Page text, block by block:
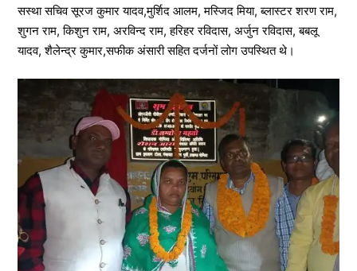
सस्था सचिव सूरज कुमार यादव,मुर्शिद आलम, मस्जिद मिया, ब्लास्टर शरण राम,
शुगन राम, किशुन राम, अरविन्द राम, हरिहर रविदास, अर्जुन रविदास, बबलू
यादव, शैलेन्द्र कुमार,सफीक अंसारी सहित दर्जनों लोग उपस्थित थे।